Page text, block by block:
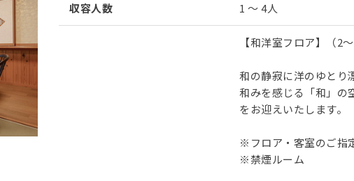
収容人数 1 ～ 4人
【和洋室フロア】（2～
和の静寂に洋のゆとり
和みを感じる「和」の
をお迎えいたします。
※フロア・客室のご指
※禁煙ルーム